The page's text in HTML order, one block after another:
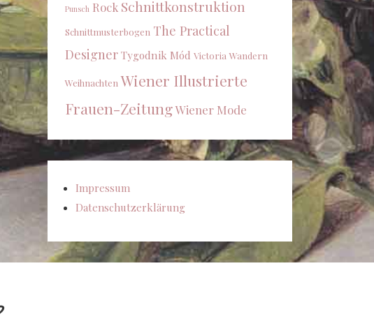
Punsch Rock Schnittkonstruktion
Schnittmusterbogen The Practical
Designer Tygodnik Mód Victoria Wandern
Weihnachten Wiener Illustrierte
Frauen-ZeitungWiener Mode
Impressum
Datenschutzerklärung